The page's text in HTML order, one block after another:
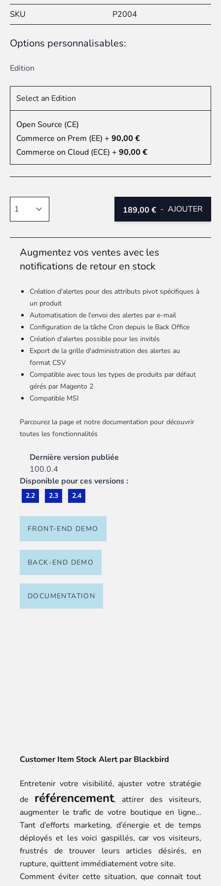
SKU P2004
Options personnalisables:
Edition
Select an Edition
Open Source (CE)
Commerce on Prem (EE) + 90,00 €
Commerce on Cloud (ECE) + 90,00 €
189,00 € - AJOUTER
Augmentez vos ventes avec les
notifications de retour en stock
Création d'alertes pour des attributs pivot spécifiques à
un produit
Automatisation de l'envoi des alertes par e-mail
Configuration de la tâche Cron depuis le Back Office
Création d'alertes possible pour les invités
Export de la grille d'administration des alertes au
format CSV
Compatible avec tous les types de produits par défaut
gérés par Magento 2
Compatible MSI
Parcourez la page et notre documentation pour découvrir
toutes les fonctionnalités
Dernière version publiée
100.0.4
Disponible pour ces versions :
2.2 2.3 2.4
FRONT-END DEMO
BACK-END DEMO
DOCUMENTATION
Customer Item Stock Alert par Blackbird
Entretenir votre visibilité, ajuster votre stratégie
de référencement, attirer des visiteurs,
augmenter le trafic de votre boutique en ligne…
Tant d’efforts marketing, d’énergie et de temps
déployés et les voici gaspillés, car vos visiteurs,
frustrés de trouver leurs articles désirés, en
rupture, quittent immédiatement votre site.
Comment éviter cette situation, que connait tout